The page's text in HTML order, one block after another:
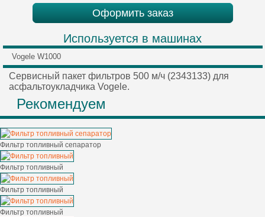
Оформить заказ
Используется в машинах
Vogele W1000
Сервисный пакет фильтров 500 м/ч (2343133) для
асфальтоукладчика Vogele.
Рекомендуем
Фильтр топливный сепаратор
Фильтр топливный
Фильтр топливный
Фильтр топливный